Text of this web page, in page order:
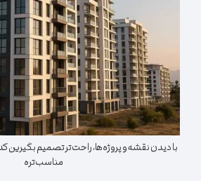
با دیدن نقشه و پروژه‌ها، راحت‌تر تصمیم بگیرین
مناسب‌تره